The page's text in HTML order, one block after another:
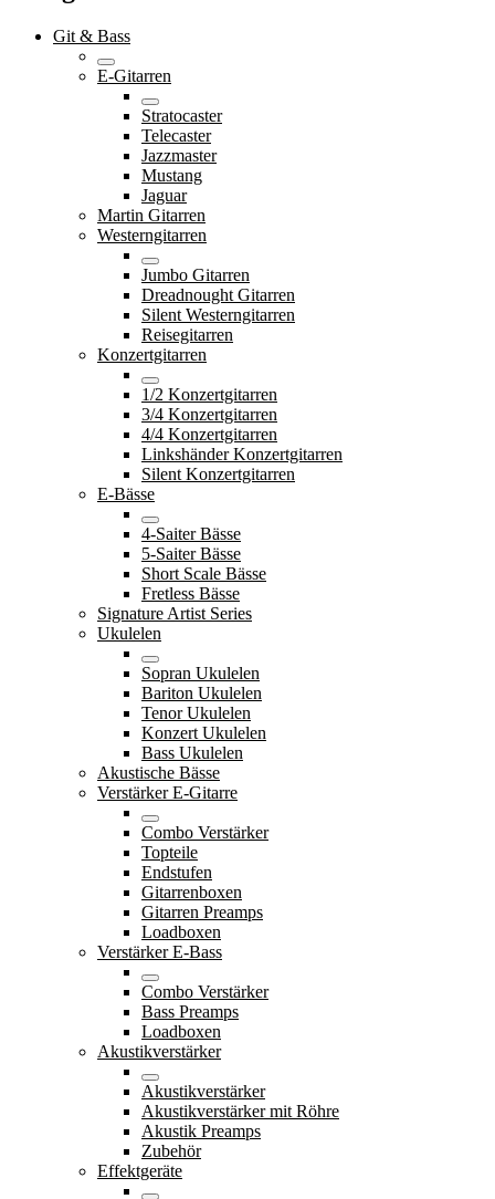
Git & Bass
E-Gitarren
Stratocaster
Telecaster
Jazzmaster
Mustang
Jaguar
Martin Gitarren
Westerngitarren
Jumbo Gitarren
Dreadnought Gitarren
Silent Westerngitarren
Reisegitarren
Konzertgitarren
1/2 Konzertgitarren
3/4 Konzertgitarren
4/4 Konzertgitarren
Linkshänder Konzertgitarren
Silent Konzertgitarren
E-Bässe
4-Saiter Bässe
5-Saiter Bässe
Short Scale Bässe
Fretless Bässe
Signature Artist Series
Ukulelen
Sopran Ukulelen
Bariton Ukulelen
Tenor Ukulelen
Konzert Ukulelen
Bass Ukulelen
Akustische Bässe
Verstärker E-Gitarre
Combo Verstärker
Topteile
Endstufen
Gitarrenboxen
Gitarren Preamps
Loadboxen
Verstärker E-Bass
Combo Verstärker
Bass Preamps
Loadboxen
Akustikverstärker
Akustikverstärker
Akustikverstärker mit Röhre
Akustik Preamps
Zubehör
Effektgeräte